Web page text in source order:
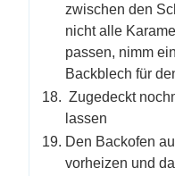
zwischen den
nicht alle
passen, nimm
Backblech für
Zugedeckt
lassen
Den Backofen
vorheizen und